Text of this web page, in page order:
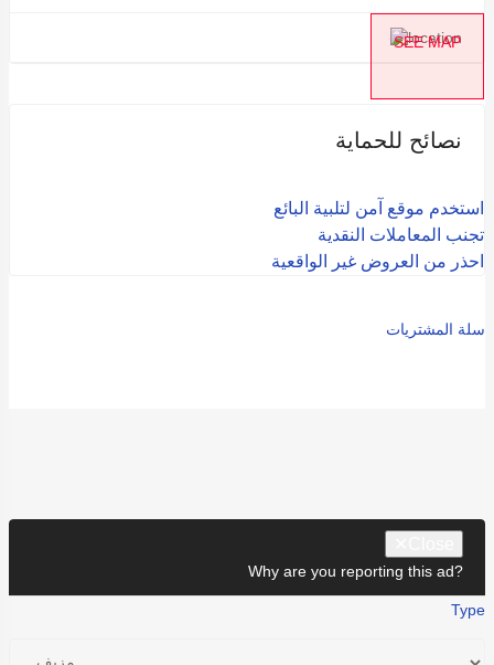
SEE MAP
نصائح للحماية
استخدم موقع آمن لتلبية البائع
تجنب المعاملات النقدية
احذر من العروض غير الواقعية
سلة المشتريات
Why are you reporting this ad?
Type